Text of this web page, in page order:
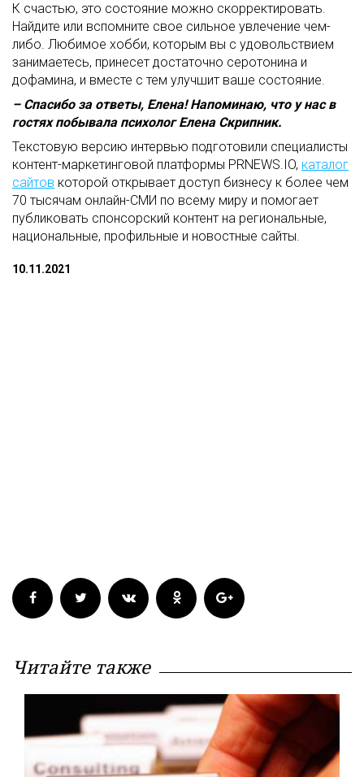
К счастью, это состояние можно скорректировать.
Найдите или вспомните свое сильное увлечение чем-
либо. Любимое хобби, которым вы с удовольствием
занимаетесь, принесет достаточно серотонина и
дофамина, и вместе с тем улучшит ваше состояние.
– Спасибо за ответы, Елена! Напоминаю, что у нас в
гостях побывала психолог Елена Скрипник.
Текстовую версию интервью подготовили специалисты
контент-маркетинговой платформы PRNEWS.IO, каталог
сайтов которой открывает доступ бизнесу к более чем
70 тысячам онлайн-СМИ по всему миру и помогает
публиковать спонсорский контент на региональные,
национальные, профильные и новостные сайты.
10.11.2021
Читайте также